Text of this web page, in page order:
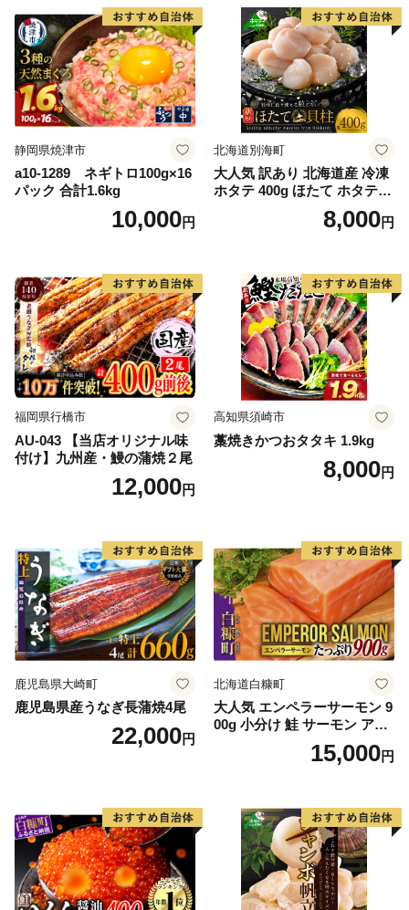
切り身 魚 わけあり
静岡県焼津市
a10-1289 ネギトロ100g×16
パック 合計1.6kg
10,000円
北海道別海町
大人気 訳あり 北海道産 冷凍
ホタテ 400g ほたて ホタテ
8,000円
福岡県行橋市
AU-043 【当店オリジナル味
付け】九州産・鰻の蒲焼２尾
12,000円
高知県須崎市
藁焼きかつおタタキ 1.9kg
8,000円
鹿児島県大崎町
鹿児島県産うなぎ長蒲焼4尾
22,000円
北海道白糠町
大人気 エンペラーサーモン 9
00g 小分け 鮭 サーモン アト
ランティックサーモン 水産
庁長官賞 受賞 さけ シャケ し
満足 美味しい 贈答 生食用 刺
身 お刺身 刺し身 魚介類 海鮮
冷凍 厚切り 薄切り ふるさと
納税 ふるさとチョイス チョ
イス 北海道 白糠町
15,000円